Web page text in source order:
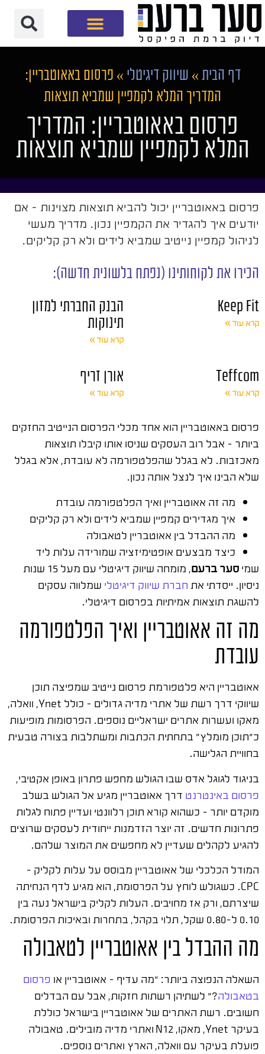
דף הבית » שיווק דיגיטלי » פרסום באאוטבריין:
המדריך המלא לקמפיין שמביא תוצאות
פרסום באאוטבריין: המדריך
המלא לקמפיין שמביא תוצאות
פרסום באאוטבריין יכול להביא תוצאות מצוינות - אם
יודעים איך להגדיר את הקמפיין נכון. מדריך מעשי
לניהול קמפיין נייטיב שמביא לידים ולא רק קליקים.
הכירו את לקוחותינו (נפתח בלשונית חדשה):
Keep Fit
קרא עוד »
הבנק החברתי למזון
תינוקות
קרא עוד »
Teffcom
קרא עוד »
אורן זריף
קרא עוד »
פרסום באאוטבריין הוא אחד מכלי הפרסום הנייטיב החזקים
ביותר – אבל רוב העסקים שניסו אותו קיבלו תוצאות
מאכזבות. לא בגלל שהפלטפורמה לא עובדת, אלא בגלל
שלא הבינו איך לנצל אותה נכון.
מה זה אאוטבריין ואיך הפלטפורמה עובדת
איך מגדירים קמפיין שמביא לידים ולא רק קליקים
מה ההבדל בין אאוטבריין לטאבולה
כיצד מבצעים אופטימיזציה שמורידה עלות ליד
שמיסער ברעם
, מומחה שיווק דיגיטלי עם מעל 15 שנות
ניסיון. ייסדתי את חברת שיווק דיגיטלי שמלווה עסקים
להשגת תוצאות אמיתיות בפרסום דיגיטלי.
מה זה אאוטבריין ואיך הפלטפורמה
עובדת
אאוטבריין היא פלטפורמת פרסום נייטיב שמפיצה תוכן
שיווקי דרך רשת של אתרי מדיה גדולים – כולל Ynet, וואלה,
מאקו ועשרות אתרים ישראליים נוספים. הפרסומות מופיעות
כ"תוכן מומלץ" בתחתית הכתבות ומשתלבות בצורה טבעית
בחוויית הגלישה.
בניגוד לגוגל אדס שבו הגולש מחפש פתרון באופן אקטיבי,
פרסום באינטרנט דרך אאוטבריין מגיע אל הגולש בשלב
מוקדם יותר – כשהוא קורא תוכן רלוונטי ועדיין פתוח לגלות
פתרונות חדשים. זה יוצר הזדמנות ייחודית לעסקים שרוצים
להגיע לקהלים שעדיין לא מחפשים את המוצר שלהם.
המודל הכלכלי של אאוטבריין מבוסס על עלות לקליק –
CPC. כשגולש לוחץ על הפרסומת, הוא מגיע לדף הנחיתה
שיצרתם, ורק אז מחויבים. העלות לקליק בישראל נעה בין
0.10 ל-0.80 שקל, תלוי בקהל, בתחרות ובאיכות הפרסומת.
מה ההבדל בין אאוטבריין לטאבולה
השאלה הנפוצה ביותר: "מה עדיף – אאוטבריין או פרסום
בטאבולה?" לשתיהן רשתות חזקות, אבל עם הבדלים
חשובים. רשת האתרים של אאוטבריין בישראל כוללת
בעיקר Ynet, מאקו, N12 ואתרי מדיה מובילים. טאבולה
פועלת בעיקר עם וואלה, הארץ ואתרים נוספים.